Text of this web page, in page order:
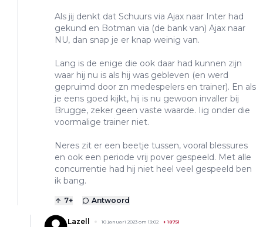
Als jij denkt dat Schuurs via Ajax naar Inter had
gekund en Botman via (de bank van) Ajax naar
NU, dan snap je er knap weinig van.
Lang is de enige die ook daar had kunnen zijn
waar hij nu is als hij was gebleven (en werd
gepruimd door zn medespelers en trainer). En als
je eens goed kijkt, hij is nu gewoon invaller bij
Brugge, zeker geen vaste waarde. Iig onder die
voormalige trainer niet.
Neres zit er een beetje tussen, vooral blessures
en ook een periode vrij pover gespeeld. Met alle
concurrentie had hij niet heel veel gespeeld ben
ik bang.
7+ Antwoord
Lazell 10 januari 2023 om 13:02 +18751